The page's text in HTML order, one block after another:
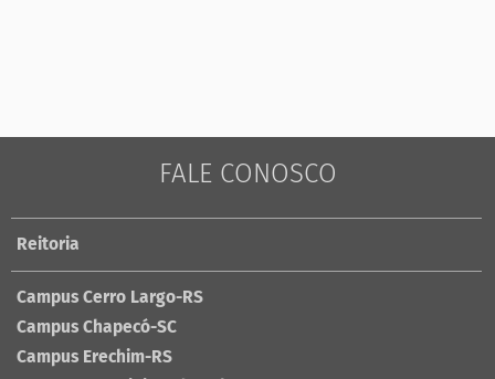
FALE CONOSCO
Reitoria
Campus Cerro Largo-RS
Campus Chapecó-SC
Campus Erechim-RS